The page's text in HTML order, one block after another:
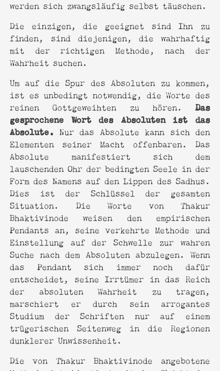
werden sich zwangsläufig selbst täuschen.
Die einzigen, die geeignet sind Ihn zu
finden, sind diejenigen, die wahrhaftig
mit der richtigen Methode, nach der
Wahrheit suchen.
Um auf die Spur des Absoluten zu kommen,
ist es unbedingt notwendig, die Worte des
reinen Gottgeweihten zu hören.Das
gesprochene Wort des Absoluten ist das
Absolute. Nur das Absolute kann sich den
Elementen seiner Macht offenbaren. Das
Absolute manifestiert sich dem
lauschenden Ohr der bedingten Seele in der
Form des Namens auf den Lippen des Sadhus.
Dies ist der Schlüssel der gesamten
Situation. Die Worte von Thakur
Bhaktivinode weisen den empirischen
Pendants an, seine verkehrte Methode und
Einstellung auf der Schwelle zur wahren
Suche nach dem Absoluten abzulegen. Wenn
das Pendant sich immer noch dafür
entscheidet, seine Irrtümer in das Reich
der absoluten Wahrheit zu tragen,
marschiert er durch sein arrogantes
Studium der Schriften nur auf einem
trügerischen Seitenweg in die Regionen
dunklerer Unwissenheit.
Die von Thakur Bhaktivinode angebotene